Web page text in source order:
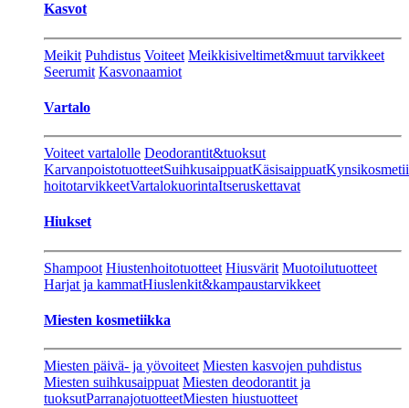
Kasvot
Meikit Puhdistus Voiteet Meikkisiveltimet&muut tarvikkeet
Seerumit Kasvonaamiot
Vartalo
Voiteet vartalolle Deodorantit&tuoksut
KarvanpoistotuotteetSuihkusaippuatKäsisaippuat
hoitotarvikkeetVartalokuorintaItseruskettavat
Hiukset
Shampoot Hiustenhoitotuotteet Hiusvärit Muotoilutuotteet
Harjat ja kammatHiuslenkit&kampaustarvikkeet
Miesten kosmetiikka
Miesten päivä- ja yövoiteet Miesten kasvojen puhdistus
Miesten suihkusaippuat Miesten deodorantit ja
tuoksutParranajotuotteetMiesten hiustuotteet